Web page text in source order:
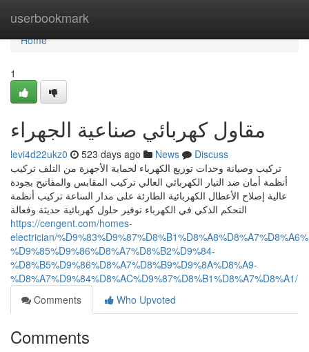
userbookmark
Home
Home
1
مقاول كهربائي صناعية الجهراء
levi4d22ukz0 523 days ago News
Discuss
تركيب وصيانة وحدات توزيع الكهرباء لحماية الأجهزة من التلف تركيب
أنظمة أمان ضد التيار الكهربائي العالي تركيب المقابس والمفاتيح بجودة
عالية إصلاح الأعطال الكهربائية الطارئة على مدار الساعة تركيب أنظمة
التحكم الذكي في الكهرباء توفير حلول كهربائية حديثة وفعالة
https://cengent.com/homes-
electrician/
%D9%85%D9%86%D8%A7%D8%B2%D9%84-
%D8%B5%D9%86%D8%A7%D8%B9%D9%8A%D8%A9-
%D8%A7%D9%84%D8%AC%D9%87%D8%B1%D8%A7%D8%A1/
Comments
Who Upvoted
Comments